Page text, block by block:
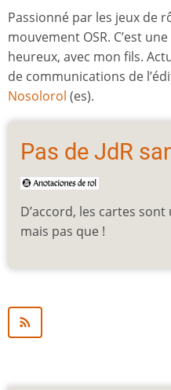
Passionné par les jeux de
mouvement OSR. C’est
heureux, avec mon fils.
de communications de
Nosolorol (es).
Pas de JdR
D’accord, les cartes
mais pas que !